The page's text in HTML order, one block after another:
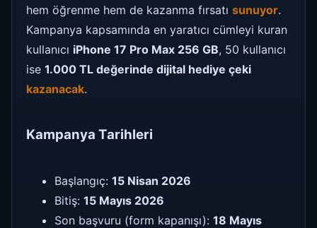
hem öğrenme hem de kazanma fırsatı sunuyor.
Kampanya kapsamında en yaratıcı cümleyi kuran
kullanıcı iPhone 17 Pro Max 256 GB, 50 kullanıcı
ise 1.000 TL değerinde dijital hediye çeki
kazanacak.
Kampanya Tarihleri
Başlangıç: 15 Nisan 2026
Bitiş: 15 Mayıs 2026
Son başvuru (form kapanışı): 18 Mayıs